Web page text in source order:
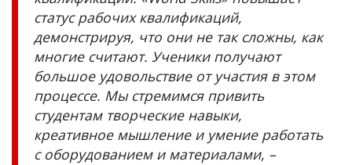
статус рабочих квалификаций,
демонстрируя, что они не так сложны, как
многие считают. Ученики получают
большое удовольствие от участия в этом
процессе. Мы стремимся привить
студентам творческие навыки,
креативное мышление и умение работать
с оборудованием и материалами, –